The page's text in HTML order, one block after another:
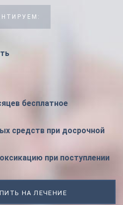
бесплатное
средств при досрочной
при поступлении
НА ЛЕЧЕНИЕ